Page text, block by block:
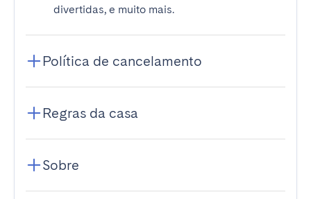
divertidas, e muito mais.
Política de cancelamento
Regras da casa
Sobre